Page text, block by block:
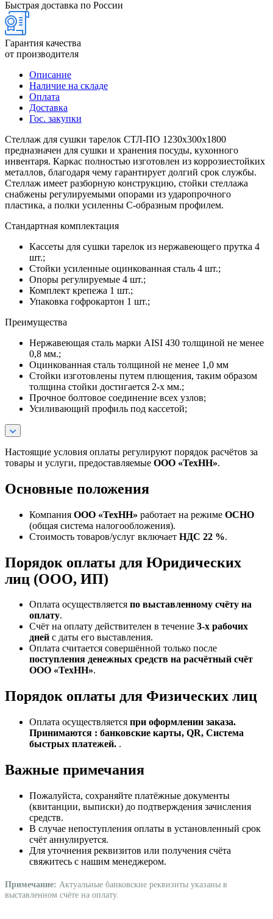
Быстрая доставка по России
Гарантия качества
от производителя
Описание
Наличие на складе
Оплата
Доставка
Гос. закупки
Стеллаж для сушки тарелок СТЛ-ПО 1230х300х1800
предназначен для сушки и хранения посуды, кухонного
инвентаря. Каркас полностью изготовлен из коррозиестойких
металлов, благодаря чему гарантирует долгий срок службы.
Стеллаж имеет разборную конструкцию, стойки стеллажа
снабжены регулируемыми опорами из ударопрочного
пластика, а полки усиленны С-образным профилем.
Стандартная комплектация
Кассеты для сушки тарелок из нержавеющего прутка 4
шт.;
Стойки усиленные оцинкованная сталь 4 шт.;
Опоры регулируемые 4 шт.;
Комплект крепежа 1 шт.;
Упаковка гофрокартон 1 шт.;
Преимущества
Нержавеющая сталь марки AISI 430 толщиной не менее
0,8 мм.;
Оцинкованная сталь толщиной не менее 1,0 мм
Стойки изготовлены путем плющения, таким образом
толщина стойки достигается 2-х мм.;
Прочное болтовое соединение всех узлов;
Усиливающий профиль под кассетой;
Настоящие условия оплаты регулируют порядок расчётов за
товары и услуги, предоставляемые ООО «ТехНН».
Основные положения
Компания ООО «ТехНН» работает на режиме ОСНО
(общая система налогообложения).
Стоимость товаров/услуг включает НДС 22 %.
Порядок оплаты для Юридических
лиц (ООО, ИП)
Оплата осуществляется по выставленному счёту на
оплату.
Счёт на оплату действителен в течение 3‑х рабочих
дней с даты его выставления.
Оплата считается совершённой только после
поступления денежных средств на расчётный счёт
ООО «ТехНН».
Порядок оплаты для Физических лиц
Оплата осуществляется при оформлении заказа.
Принимаются : банковские карты, QR, Система
быстрых платежей. .
Важные примечания
Пожалуйста, сохраняйте платёжные документы
(квитанции, выписки) до подтверждения зачисления
средств.
В случае непоступления оплаты в установленный срок
счёт аннулируется.
Для уточнения реквизитов или получения счёта
свяжитесь с нашим менеджером.
Примечание: Актуальные банковские реквизиты указаны в
выставленном счёте на оплату.